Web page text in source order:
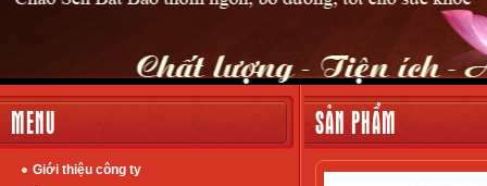
MENU
Giới thiệu công ty
SẢN PHẨM